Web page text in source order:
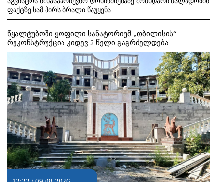
ფაქტზე სამ პირს ბრალი წაუყენა.
წყალტუბოში ყოფილი სანატორიუმ „თბილისის“
რეკონსტრუქცია კიდევ 2 წელი გაგრძელდება